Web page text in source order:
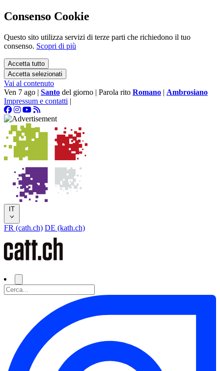
Consenso Cookie
Questo sito utilizza servizi di terze parti che richiedono il tuo
consenso. Scopri di più
Accetta tutto
Accetta selezionati
Vai al contenuto
Ven 7 ago | Santo del giorno | Parola rito Romano | Ambrosiano
Impressum e contatti |
IT
FR (cath.ch) DE (kath.ch)